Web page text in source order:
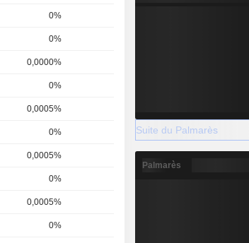
0%
0%
0,0000%
0%
0,0005%
0%
0,0005%
0%
0,0005%
0%
Suite du Palmarès
Palmarès